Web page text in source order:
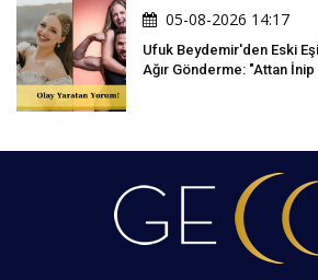
05-08-2026 14:17
Ufuk Beydemir'den Eski
Ağır Gönderme: "Attan